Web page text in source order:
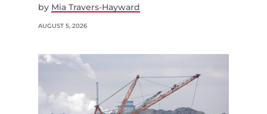
by Mia Travers-Hayward
AUGUST 5, 2026